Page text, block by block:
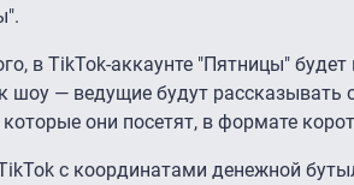
в TikTok-аккаунте "Пятницы"
шоу — ведущие будут рассказывать
которые они посетят, в формате
c координатами денежной